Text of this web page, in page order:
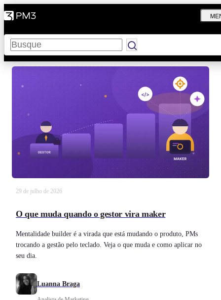
Pesquisar
29 de julho de 2026
O que muda quando o gestor vira maker
Mentalidade builder é a virada que está mudando o produto, PMs
trocando a gestão pelo teclado. Veja o que muda e como aplicar no
seu dia.
Luanna Braga